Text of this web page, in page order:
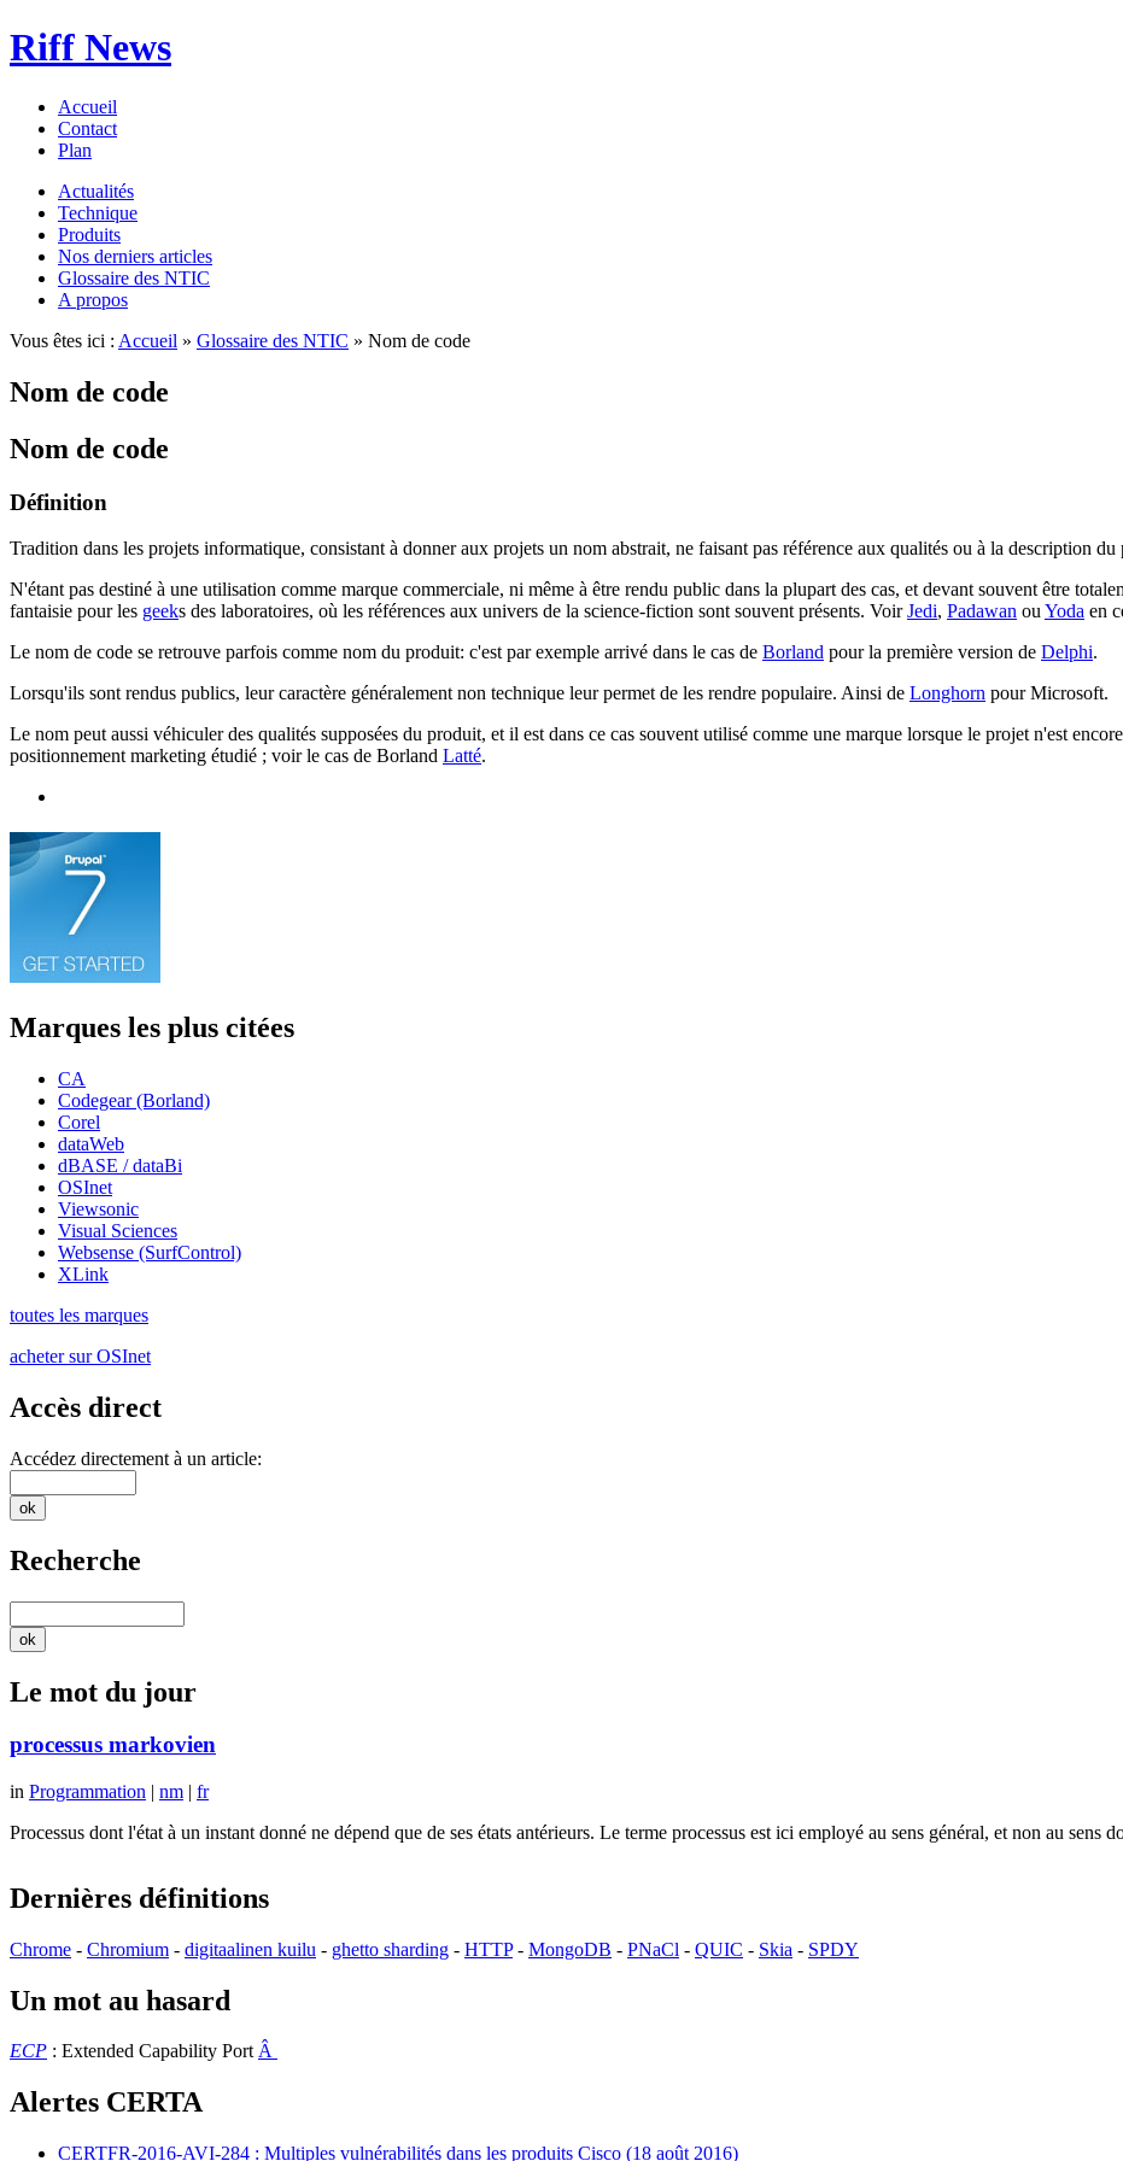
Riff News
Accueil
Contact
Plan
Actualités
Technique
Produits
Nos derniers articles
Glossaire des NTIC
A propos
Vous êtes ici : Accueil » Glossaire des NTIC » Nom de code
Nom de code
Nom de code
Définition
Tradition dans les projets informatique, consistant à donner aux projets un nom abstrait, ne faisant pas référence aux qualités ou à la description
N'étant pas destiné à une utilisation comme marque commerciale, ni même à être rendu public dans la plupart des cas, et devant souvent être
fantaisie pour les geeks des laboratoires, où les références aux univers de la science-fiction sont souvent présents. VoirJedi, Padawan ou Yoda en
Le nom de code se retrouve parfois comme nom du produit: c'est par exemple arrivé dans le cas de Borland pour la première version de Delphi.
Lorsqu'ils sont rendus publics, leur caractère généralement non technique leur permet de les rendre populaire. Ainsi de Longhorn pour Microsoft.
Le nom peut aussi véhiculer des qualités supposées du produit, et il est dans ce cas souvent utilisé comme une marque lorsque le projet n'est
positionnement marketing étudié ; voir le cas de Borland Latté.
Marques les plus citées
CA
Codegear (Borland)
Corel
dataWeb
dBASE / dataBi
OSInet
Viewsonic
Visual Sciences
Websense (SurfControl)
XLink
toutes les marques
acheter sur OSInet
Accès direct
Accédez directement à un article:
Recherche
Le mot du jour
processus markovien
in Programmation | nm | fr
Processus dont l'état à un instant donné ne dépend que de ses états antérieurs. Le terme processus est ici employé au sens général, et non au
Dernières définitions
Chrome - Chromium - digitaalinen kuilu - ghetto sharding - HTTP- MongoDB - PNaCl - QUIC - Skia - SPDY
Un mot au hasard
ECP : Extended Capability PortÂ
Alertes CERTA
CERTFR-2016-AVI-284 : Multiples vulnérabilités dans les produits Cisco (18 août 2016)